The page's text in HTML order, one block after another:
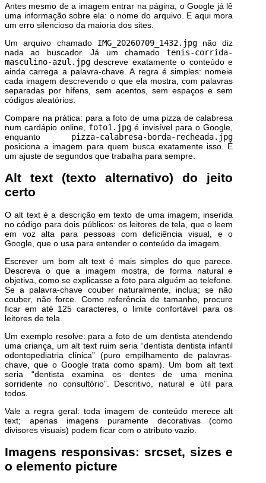
Antes mesmo de a imagem entrar na página, o Google já lê
uma informação sobre ela: o nome do arquivo. E aqui mora
um erro silencioso da maioria dos sites.
Um arquivo chamado IMG_20260709_1432.jpgnão diz
nada ao buscador. Já um chamadotenis-corrida-
masculino-azul.jpg descreve exatamente o conteúdo e
ainda carrega a palavra-chave. A regra é simples: nomeie
cada imagem descrevendo o que ela mostra, com palavras
separadas por hífens, sem acentos, sem espaços e sem
códigos aleatórios.
Compare na prática: para a foto de uma pizza de calabresa
num cardápio online, foto1.jpgé invisível para o Google,
enquanto pizza-calabresa-borda-recheada.jpg
posiciona a imagem para quem busca exatamente isso. É
um ajuste de segundos que trabalha para sempre.
Alt text (texto alternativo) do jeito
certo
O alt text é a descrição em texto de uma imagem, inserida
no código para dois públicos: os leitores de tela, que o leem
em voz alta para pessoas com deficiência visual, e o
Google, que o usa para entender o conteúdo da imagem.
Escrever um bom alt text é mais simples do que parece.
Descreva o que a imagem mostra, de forma natural e
objetiva, como se explicasse a foto para alguém ao telefone.
Se a palavra-chave couber naturalmente, inclua; se não
couber, não force. Como referência de tamanho, procure
ficar em até 125 caracteres, o limite confortável para os
leitores de tela.
Um exemplo resolve: para a foto de um dentista atendendo
uma criança, um alt text ruim seria “dentista dentista infantil
odontopediatria clínica” (puro empilhamento de palavras-
chave, que o Google trata como spam). Um bom alt text
seria “dentista examina os dentes de uma menina
sorridente no consultório”. Descritivo, natural e útil para
todos.
Vale a regra geral: toda imagem de conteúdo merece alt
text; apenas imagens puramente decorativas (como
divisores visuais) podem ficar com o atributo vazio.
Imagens responsivas: srcset, sizes e
o elemento picture